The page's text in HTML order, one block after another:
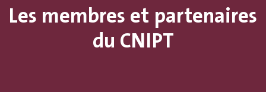
Les membres et partenaires
du CNIPT